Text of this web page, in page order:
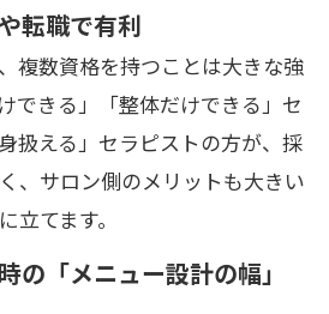
転職で有利
複数資格を持つことは大きな強
できる」「整体だけできる」セ
扱える」セラピストの方が、採
、サロン側のメリットも大きい
立てます。
の「メニュー設計の幅」